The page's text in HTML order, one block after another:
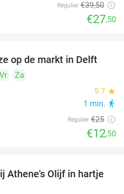
Regulier €39,50
€27,50
50%
op de markt in Delft
Vr
Za
9.7 star
1 min. directions_walk
Regulier €25
€12,50
26%
Athene's Olijf in hartje